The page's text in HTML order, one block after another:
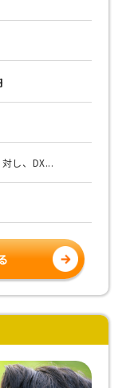
し、DX...